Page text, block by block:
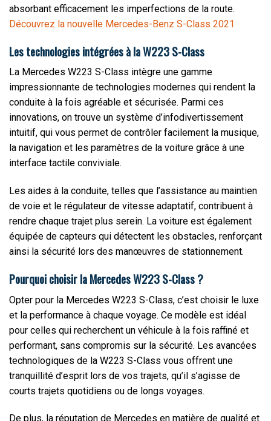
absorbant efficacement les imperfections de la route.
Découvrez la nouvelle Mercedes-Benz S-Class 2021
Les technologies intégrées à la W223 S-Class
La Mercedes W223 S-Class intègre une gamme
impressionnante de technologies modernes qui rendent la
conduite à la fois agréable et sécurisée. Parmi ces
innovations, on trouve un système d’infodivertissement
intuitif, qui vous permet de contrôler facilement la musique,
la navigation et les paramètres de la voiture grâce à une
interface tactile conviviale.
Les aides à la conduite, telles que l’assistance au maintien
de voie et le régulateur de vitesse adaptatif, contribuent à
rendre chaque trajet plus serein. La voiture est également
équipée de capteurs qui détectent les obstacles, renforçant
ainsi la sécurité lors des manœuvres de stationnement.
Pourquoi choisir la Mercedes W223 S-Class ?
Opter pour la Mercedes W223 S-Class, c’est choisir le luxe
et la performance à chaque voyage. Ce modèle est idéal
pour celles qui recherchent un véhicule à la fois raffiné et
performant, sans compromis sur la sécurité. Les avancées
technologiques de la W223 S-Class vous offrent une
tranquillité d’esprit lors de vos trajets, qu’il s’agisse de
courts trajets quotidiens ou de longs voyages.
De plus, la réputation de Mercedes en matière de qualité et